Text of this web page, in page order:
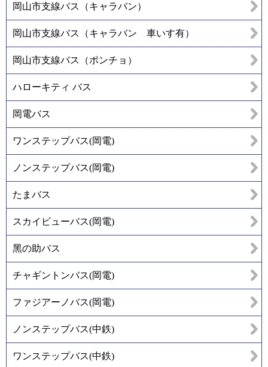
岡山市支線バス（キャラバン）
岡山市支線バス（キャラバン 車いす有）
岡山市支線バス（ポンチョ）
ハローキティ バス
岡電バス
ワンステップバス(岡電)
ノンステップバス(岡電)
たまバス
スカイビューバス(岡電)
黑の助バス
チャギントンバス(岡電)
ファジアーノバス(岡電)
ノンステップバス(中鉄)
ワンステップバス(中鉄)